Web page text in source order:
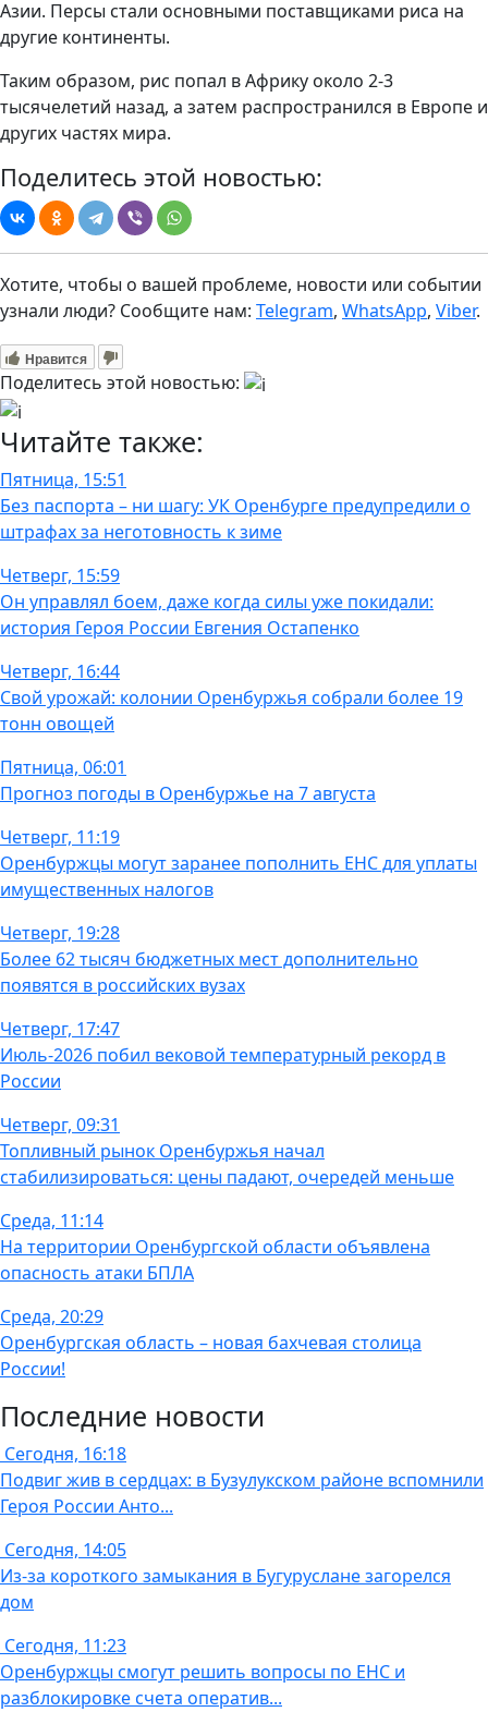
Азии. Персы стали основными поставщиками риса на
другие континенты.
Таким образом, рис попал в Африку около 2-3
тысячелетий назад, а затем распространился в Европе и
других частях мира.
Поделитесь этой новостью:
Хотите, чтобы о вашей проблеме, новости или событии
узнали люди? Сообщите нам: Telegram, WhatsApp, Viber.
Нравится
Поделитесь этой новостью:
Читайте также:
Пятница, 15:51
Без паспорта – ни шагу: УК Оренбурге предупредили о
штрафах за неготовность к зиме
Четверг, 15:59
Он управлял боем, даже когда силы уже покидали:
история Героя России Евгения Остапенко
Четверг, 16:44
Свой урожай: колонии Оренбуржья собрали более 19
тонн овощей
Пятница, 06:01
Прогноз погоды в Оренбуржье на 7 августа
Четверг, 11:19
Оренбуржцы могут заранее пополнить ЕНС для уплаты
имущественных налогов
Четверг, 19:28
Более 62 тысяч бюджетных мест дополнительно
появятся в российских вузах
Четверг, 17:47
Июль-2026 побил вековой температурный рекорд в
России
Четверг, 09:31
Топливный рынок Оренбуржья начал
стабилизироваться: цены падают, очередей меньше
Среда, 11:14
На территории Оренбургской области объявлена
опасность атаки БПЛА
Среда, 20:29
Оренбургская область – новая бахчевая столица
России!
Последние новости
Сегодня, 16:18
Подвиг жив в сердцах: в Бузулукском районе вспомнили
Героя России Анто...
Сегодня, 14:05
Из-за короткого замыкания в Бугуруслане загорелся
дом
Сегодня, 11:23
Оренбуржцы смогут решить вопросы по ЕНС и
разблокировке счета оператив...